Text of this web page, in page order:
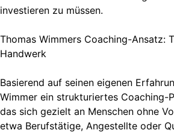
investieren zu müssen.
Thomas Wimmers Coaching-Ansatz:
Handwerk
Basierend auf seinen eigenen
Wimmer ein strukturiertes Coaching-
das sich gezielt an Menschen ohne
etwa Berufstätige, Angestellte oder